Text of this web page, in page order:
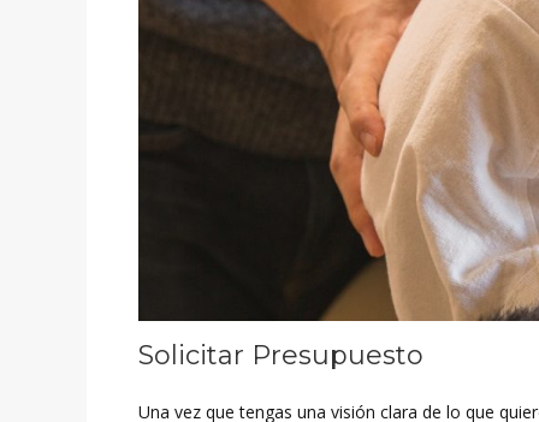
Solicitar Presupuesto
Una vez que tengas una visión clara de lo que